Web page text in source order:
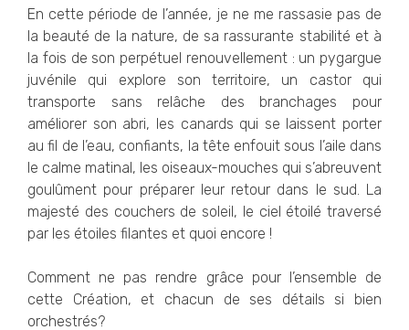
En cette période de l’année, je ne me rassasie pas de
la beauté de la nature, de sa rassurante stabilité et à
la fois de son perpétuel renouvellement : un pygargue
juvénile qui explore son territoire, un castor qui
transporte sans relâche des branchages pour
améliorer son abri, les canards qui se laissent porter
au fil de l’eau, confiants, la tête enfouit sous l’aile dans
le calme matinal, les oiseaux-mouches qui s’abreuvent
goulûment pour préparer leur retour dans le sud. La
majesté des couchers de soleil, le ciel étoilé traversé
par les étoiles filantes et quoi encore !
Comment ne pas rendre grâce pour l’ensemble de
cette Création, et chacun de ses détails si bien
orchestrés?